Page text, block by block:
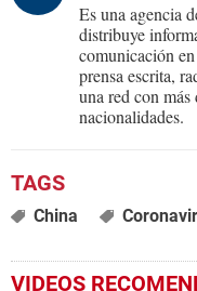
Es una agencia
distribuye
comunicación
prensa escrita,
una red con
nacionalidades.
China
VIDEOS